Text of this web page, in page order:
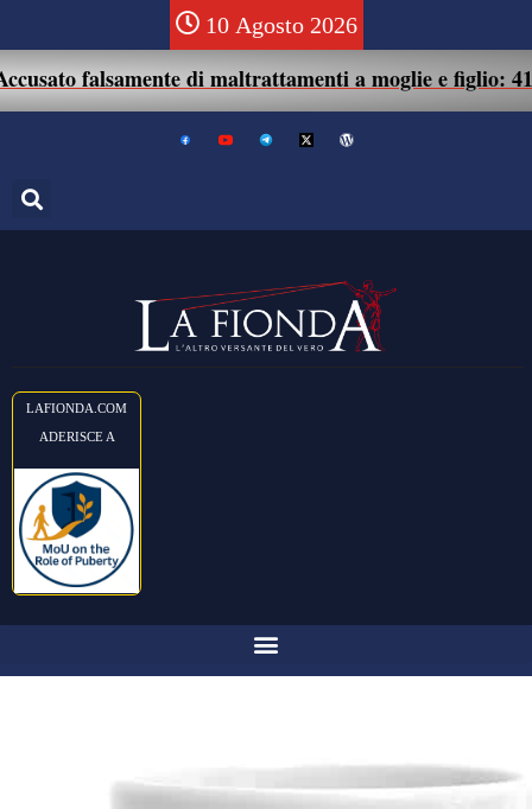
10 Agosto 2026
falsamente di maltrattamenti a moglie e figlio: 41enne
LAFIONDA.COM
ADERISCE A